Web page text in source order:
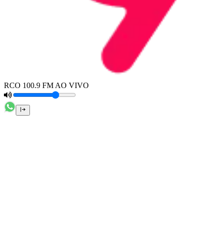
RCO 100.9 FM AO VIVO